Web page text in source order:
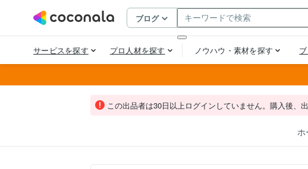
この出品者は30日以上ログインしていません。購入後、
ホ